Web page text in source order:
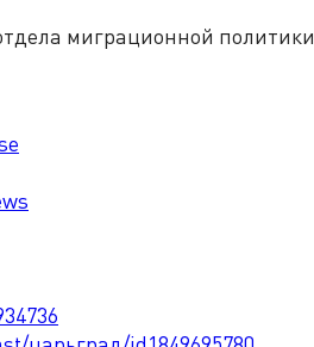
миграционной политики